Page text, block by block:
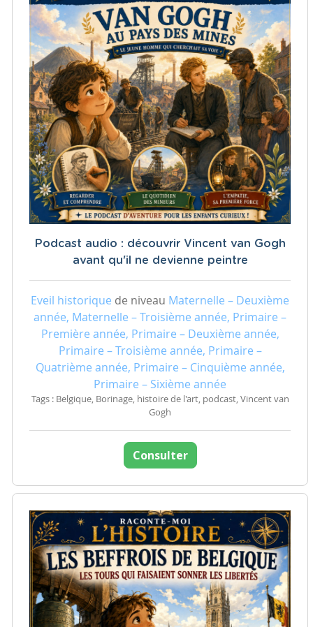
Podcast audio : découvrir Vincent van Gogh
avant qu'il ne devienne peintre
Eveil historique de niveau Maternelle – Deuxième
année, Maternelle – Troisième année, Primaire –
Première année, Primaire – Deuxième année,
Primaire – Troisième année, Primaire –
Quatrième année, Primaire – Cinquième année,
Primaire – Sixième année
Tags : Belgique, Borinage, histoire de l'art, podcast, Vincent van
Gogh
Consulter